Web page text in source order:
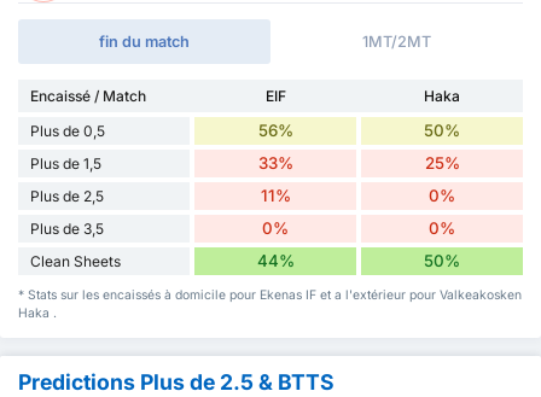
fin du match 1MT/2MT
Encaissé / Match EIF
Haka
Plus de 0,5
56% 50%
Plus de 1,5 33% 25%
Plus de 2,5 11% 0%
Plus de 3,5 0% 0%
Clean Sheets 44% 50%
* Stats sur les encaissés à domicile pour Ekenas IF et a l'extérieur pour Valkeakosken
Haka .
Predictions Plus de 2.5 & BTTS